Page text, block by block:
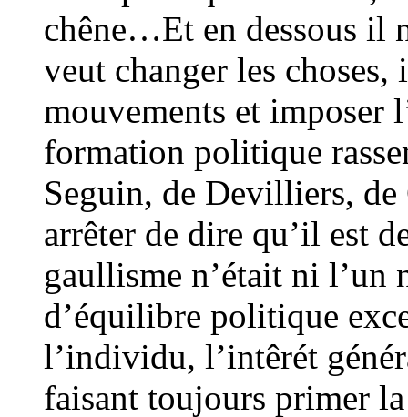
chêne…Et en dessous il
veut changer les
mouvements et imposer
formation politique
Seguin, de Devilliers,
arrêter de dire qu’il est
gaullisme n’était ni l’un
d’équilibre politique
l’individu, l’intêrét
faisant toujours primer